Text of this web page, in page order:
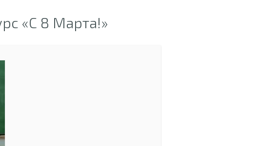
«С 8 Марта!»